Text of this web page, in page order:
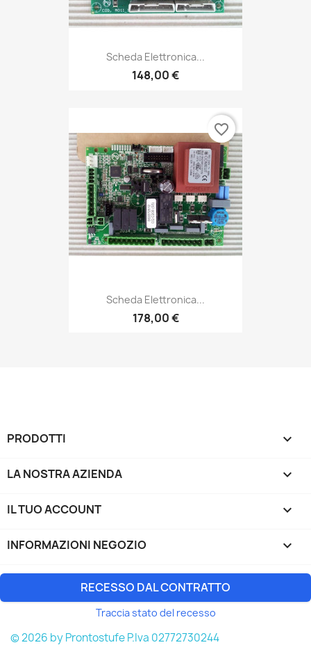
Scheda Elettronica...
148,00 €
Scheda Elettronica...
178,00 €
favorite_border
PRODOTTI 
LA NOSTRA AZIENDA 
IL TUO ACCOUNT 
INFORMAZIONI NEGOZIO keyboard_arrow_down
RECESSO DAL CONTRATTO
Traccia stato del recesso
© 2026 by Prontostufe P.Iva 02772730244